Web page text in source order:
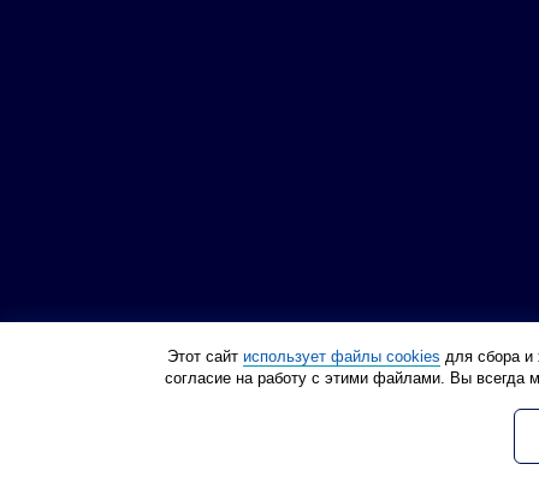
Политика
Этот сайт использует файлы cookies для сбора и
согласие на работу с этими файлами. Вы всегда